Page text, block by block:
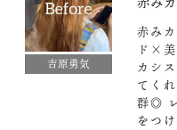
吉原勇気
赤み
ド×
カシ
てくれ
群◎
をつ